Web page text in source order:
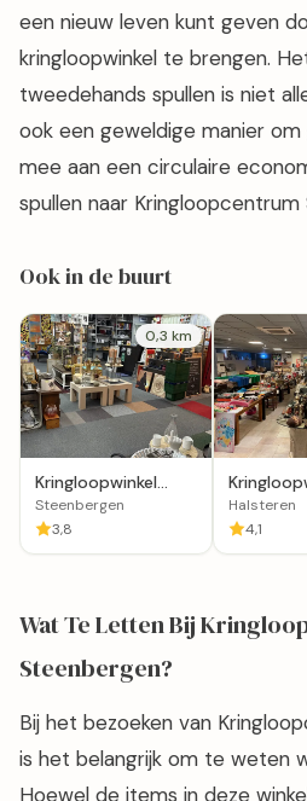
een nieuw leven kunt geven
kringloopwinkel te brengen.
tweedehands spullen is niet
ook een geweldige manier
mee aan een circulaire
spullen naar
Ook in de buurt
0,3 km
Kringloopwinkel
Stichting De
Kringloper
Steenbergen
3,8
Kringloper
Halsteren
4,1
Wat Te Letten Bij
Steenbergen?
Bij het bezoeken van
is het belangrijk om te weten
Hoewel de items in deze